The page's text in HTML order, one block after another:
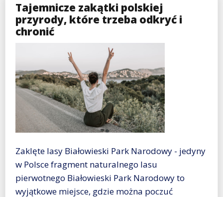
Tajemnicze zakątki polskiej
przyrody, które trzeba odkryć i
chronić
Zaklęte lasy Białowieski Park Narodowy - jedyny
w Polsce fragment naturalnego lasu
pierwotnego Białowieski Park Narodowy to
wyjątkowe miejsce, gdzie można poczuć